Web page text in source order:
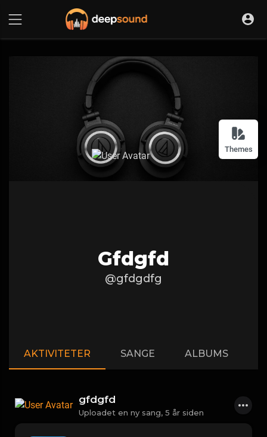
Themes
Gfdgfd
@gfdgdfg
AKTIVITETER SANGE ALBUMS
gfdgfd
Uploadet en ny sang, 5 år siden